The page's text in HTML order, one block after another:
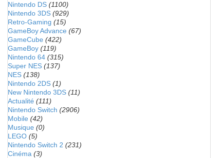
Nintendo DS (1100)
Nintendo 3DS (929)
Retro-Gaming (15)
GameBoy Advance (67)
GameCube (422)
GameBoy (119)
Nintendo 64 (315)
Super NES (137)
NES (138)
Nintendo 2DS (1)
New Nintendo 3DS (11)
Actualité (111)
Nintendo Switch (2906)
Mobile (42)
Musique (0)
LEGO (5)
Nintendo Switch 2 (231)
Cinéma (3)